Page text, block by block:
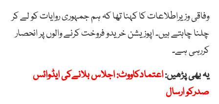
وفاقی وزیراطلاعات کا کہنا تھا کہ ہم جمہوری روایات کو لے کر
چلنا چاہتے ہیں۔ اپوزیشن خریدو فروخت کرنے والوں پر انحصار
کررہی ہے۔
یہ بھی پڑھیں:اعتمادکاووٹ: اجلاس بلانےکی ایڈوائس
صدرکو ارسال